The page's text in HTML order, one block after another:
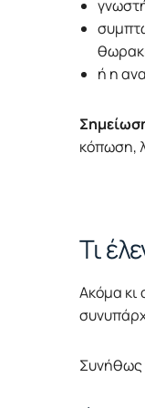
ή η
κόπωση,
Τι
Ακόμα κι
Συνήθως